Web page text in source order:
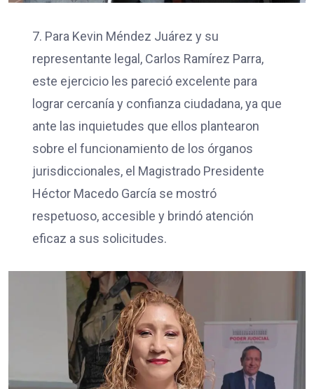
7. Para Kevin Méndez Juárez y su
representante legal, Carlos Ramírez Parra,
este ejercicio les pareció excelente para
lograr cercanía y confianza ciudadana, ya que
ante las inquietudes que ellos plantearon
sobre el funcionamiento de los órganos
jurisdiccionales, el Magistrado Presidente
Héctor Macedo García se mostró
respetuoso, accesible y brindó atención
eficaz a sus solicitudes.